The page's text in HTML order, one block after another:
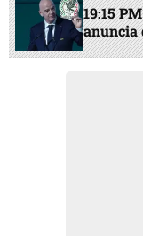
19:15
anuncia